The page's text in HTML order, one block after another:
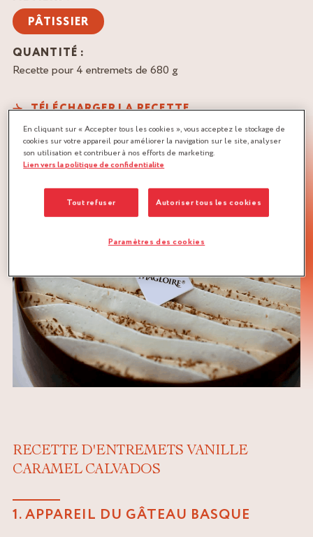
PÂTISSIER
QUANTITÉ :
Recette pour 4 entremets de 680 g
TÉLÉCHARGER LA RECETTE
CARAMEL
GANACHE
PÂTE À BISCUIT
VANILLE
RECETTE D'ENTREMETS VANILLE
CARAMEL CALVADOS
1. APPAREIL DU GÂTEAU BASQUE
En cliquant sur « Accepter tous les cookies », vous acceptez le stockage de
cookies sur votre appareil pour améliorer la navigation sur le site, analyser
son utilisation et contribuer à nos efforts de marketing.
Lien vers la politique de confidentialite
Tout refuser Autoriser tous les cookies
Paramètres des cookies